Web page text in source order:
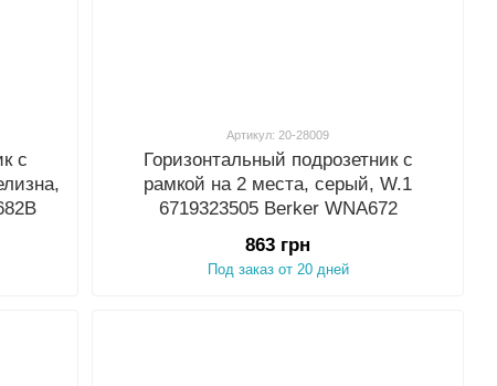
с
Артикул: 20-28009
Горизонтальный подрозетник с
рамкой на 2 места, серый, W.1
6719323505 Berker WNA672
863 грн
Под заказ от 20 дней